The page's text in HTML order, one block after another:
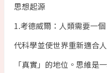
思想起源
1.考德威爾：人類需要一
代科學並使世界重新適合
「真實」的地位。思維是